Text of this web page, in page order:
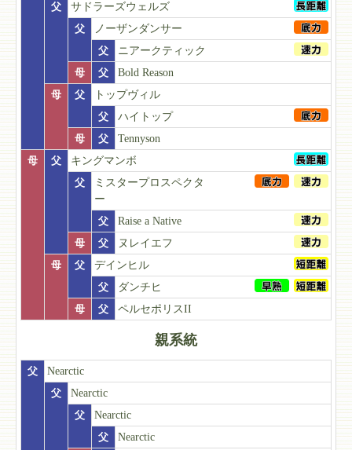
父
サドラーズウェルズ
父
ノーザンダンサー
父
ニアークティック
母
父
Bold Reason
母
父
トップヴィル
父
ハイトップ
母
父
Tennyson
母
父
キングマンボ
父
ミスタープロスペクタ
ー
父
Raise a Native
母
父
ヌレイエフ
母
父
デインヒル
父
ダンチヒ
母
父 ペルセポリスII
親系統
父
Nearctic
父
Nearctic
父
Nearctic
父
Nearctic